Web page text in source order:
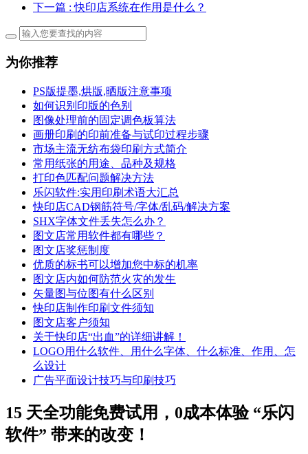
下一篇 : 快印店系统在作用是什么？
为你推荐
PS版提墨,烘版,晒版注意事项
如何识别印版的色别
图像处理前的固定调色板算法
画册印刷的印前准备与试印过程步骤
市场主流无纺布袋印刷方式简介
常用纸张的用途、品种及规格
打印色匹配问题解决方法
乐闪软件:实用印刷术语大汇总
快印店CAD钢筋符号/字体/乱码/解决方案
SHX字体文件丢失怎么办？
图文店常用软件都有哪些？
图文店奖惩制度
优质的标书可以增加您中标的机率
图文店内如何防范火灾的发生
矢量图与位图有什么区别
快印店制作印刷文件须知
图文店客户须知
关于快印店“出血”的详细讲解！
LOGO用什么软件、用什么字体、什么标准、作用、怎
么设计
广告平面设计技巧与印刷技巧
15 天全功能免费试用，0成本体验 “乐闪
软件” 带来的改变！